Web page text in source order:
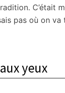
C’était
pas où on
yeux